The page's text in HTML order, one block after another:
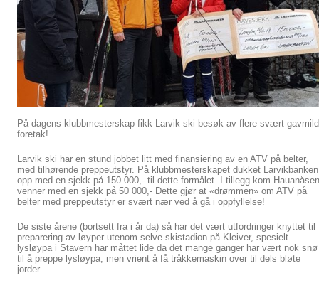
På dagens klubbmesterskap fikk Larvik ski besøk av flere svært
foretak!
Larvik ski har en stund jobbet litt med finansiering av en ATV på belter,
med tilhørende preppeutstyr. På klubbmesterskapet dukket Larvikbanken
opp med en sjekk på 150 000,- til dette formålet. I tillegg kom
venner med en sjekk på 50 000,- Dette gjør at «drømmen» om ATV på
belter med preppeutstyr er svært nær ved å gå i oppfyllelse!
De siste årene (bortsett fra i år da) så har det vært utfordringer knyttet til
preparering av løyper utenom selve skistadion på Kleiver, spesielt
lysløypa i Stavern har måttet lide da det mange ganger har vært nok snø
til å preppe lysløypa, men vrient å få tråkkemaskin over til dels bløte
jorder.